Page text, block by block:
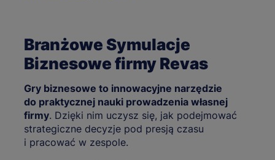
Branżowe Symulacje
Biznesowe firmy Revas
Gry biznesowe to innowacyjne narzędzie
do praktycznej nauki prowadzenia własnej
firmy. Dzięki nim uczysz się, jak podejmować
strategiczne decyzje pod presją czasu
i pracować w zespole.